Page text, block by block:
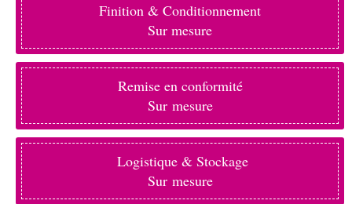
Finition & Conditionnement
Sur mesure
Remise en conformité
Sur mesure
Logistique & Stockage
Sur mesure